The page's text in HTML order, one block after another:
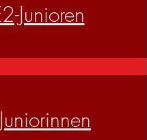
Junioren